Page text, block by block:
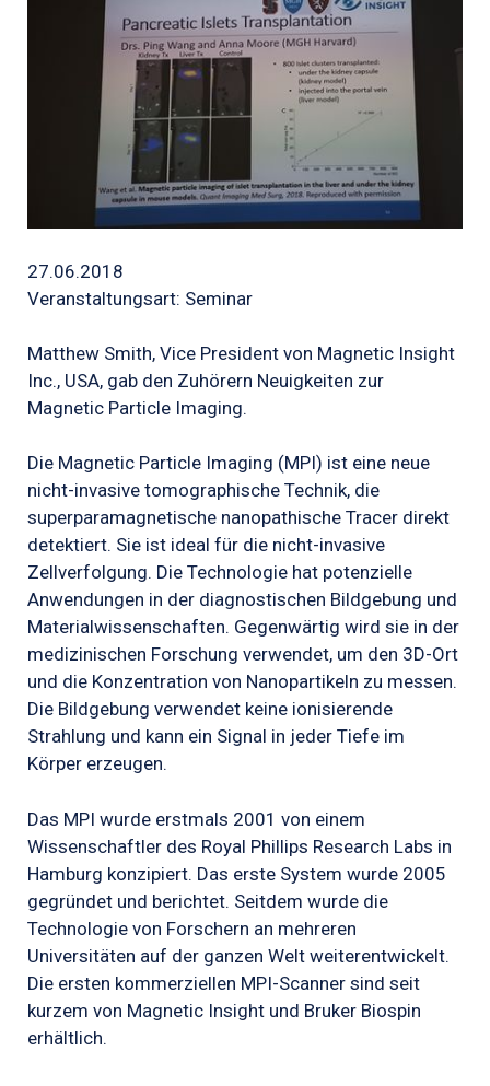
27.06.2018
Veranstaltungsart: Seminar
Matthew Smith, Vice President von Magnetic Insight
Inc., USA, gab den Zuhörern Neuigkeiten zur
Magnetic Particle Imaging.
Die Magnetic Particle Imaging (MPI) ist eine neue
nicht-invasive tomographische Technik, die
superparamagnetische nanopathische Tracer direkt
detektiert. Sie ist ideal für die nicht-invasive
Zellverfolgung. Die Technologie hat potenzielle
Anwendungen in der diagnostischen Bildgebung und
Materialwissenschaften. Gegenwärtig wird sie in der
medizinischen Forschung verwendet, um den 3D-Ort
und die Konzentration von Nanopartikeln zu messen.
Die Bildgebung verwendet keine ionisierende
Strahlung und kann ein Signal in jeder Tiefe im
Körper erzeugen.
Das MPI wurde erstmals 2001 von einem
Wissenschaftler des Royal Phillips Research Labs in
Hamburg konzipiert. Das erste System wurde 2005
gegründet und berichtet. Seitdem wurde die
Technologie von Forschern an mehreren
Universitäten auf der ganzen Welt weiterentwickelt.
Die ersten kommerziellen MPI-Scanner sind seit
kurzem von Magnetic Insight und Bruker Biospin
erhältlich.